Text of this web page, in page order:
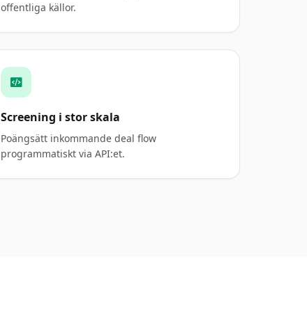
offentliga källor.
Screening i stor skala
Poängsätt inkommande deal flow
programmatiskt via API:et.